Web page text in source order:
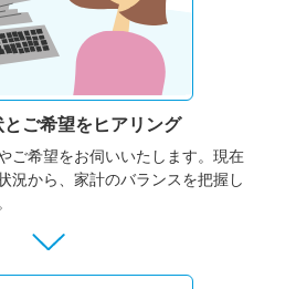
ご希望をヒアリング
ご希望をお伺いいたします。 現在
況から、家計のバランスを把握し